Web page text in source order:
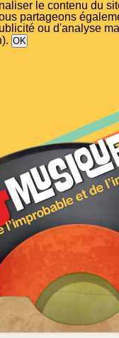
le contenu du
partageons
ou d'analyse